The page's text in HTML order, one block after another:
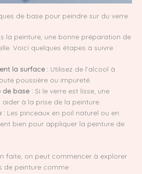
de base pour peindre sur du verre
la peinture, une bonne préparation de
Voici quelques étapes à suivre :
la surface : Utilisez de l’alcool à
poussière ou impureté.
de base : Si le verre est lisse, une
à la prise de la peinture.
: Les pinceaux en poil naturel ou en
bien pour appliquer la peinture de
faite, on peut commencer à explorer
de peinture comme :